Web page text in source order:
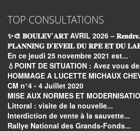
TOP CONSULTATIONS
✨🎨 𝐁𝐎𝐔𝐋𝐄𝐕’𝐀𝐑𝐓 AVRIL 2026 –
𝐏𝐋𝐀𝐍𝐍𝐈𝐍𝐆 𝐃’𝐄𝐕𝐄𝐈𝐋 𝐃𝐔 𝐑𝐏𝐄 𝐄𝐓 𝐃𝐔
En ce jeudi 25 novembre 2021 est...
💧POINT DE SITUATION : Avez vous
HOMMAGE A LUCETTE MICHAUX
CM n°4 - 4 Juillet 2020
MISE AUX NORMES ET
Littoral : visite de la nouvelle...
Interdiction de vente à la sauvette...
Rallye National des Grands-Fonds...